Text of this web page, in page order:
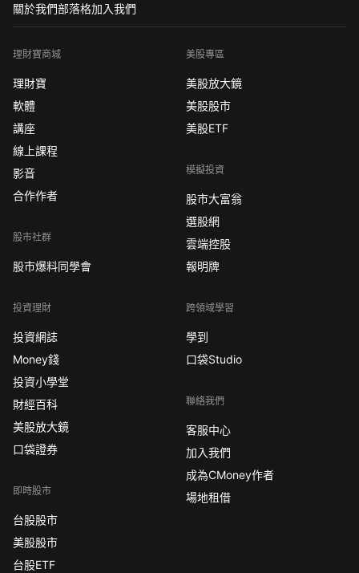
關於我們部落格加入我們
理財寶商城
理財寶
軟體
講座
線上課程
影音
合作作者
股市社群
股市爆料同學會
投資理財
投資網誌
Money錢
投資小學堂
財經百科
美股放大鏡
口袋證券
即時股市
台股股市
美股股市
台股ETF
美股專區
美股放大鏡
美股股市
美股ETF
模擬投資
股市大富翁
選股網
雲端控股
報明牌
跨領域學習
學到
口袋Studio
聯絡我們
客服中心
加入我們
成為CMoney作者
場地租借